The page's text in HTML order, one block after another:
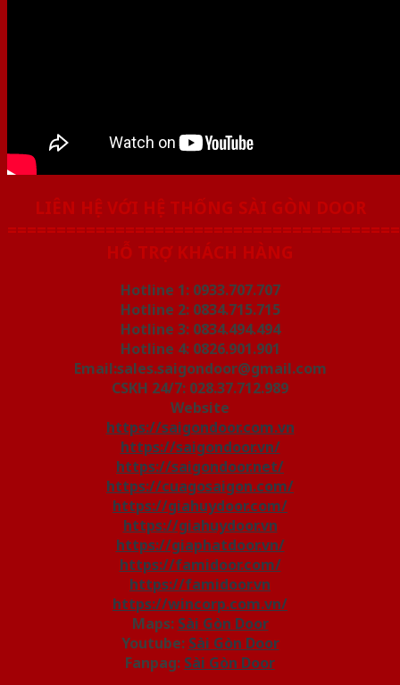
LIÊN HỆ VỚI HỆ THỐNG SÀI GÒN DOOR
HỖ TRỢ KHÁCH HÀNG
Hotline 1: 0933.707.707
Hotline 2: 0834.715.715
Hotline 3: 0834.494.494
Hotline 4: 0826.901.901
Email:sales.saigondoor@gmail.com
CSKH 24/7: 028.37.712.989
Website
https://saigondoor.com.vn
https://saigondoor.vn/
https://saigondoor.net/
https://cuagosaigon.com/
https://giahuydoor.com/
https://giahuydoor.vn
https://giaphatdoor.vn/
https://famidoor.com/
https://famidoor.vn
https://wincorp.com.vn/
Maps: Sài Gòn Door
Youtube: Sài Gòn Door
Fanpag: Sài Gòn Door